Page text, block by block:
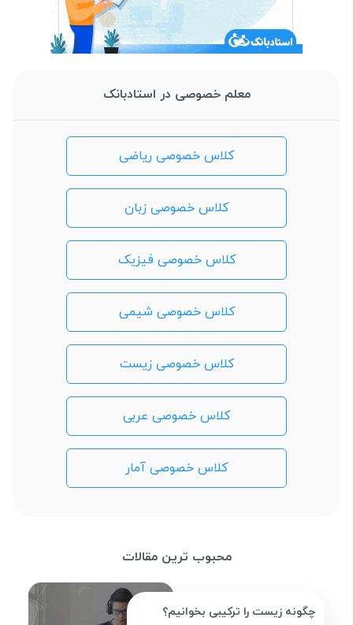
معلم خصوصی در استادبانک
کلاس خصوصی ریاضی
کلاس خصوصی زبان
کلاس خصوصی فیزیک
کلاس خصوصی شیمی
کلاس خصوصی زیست
کلاس خصوصی عربی
کلاس خصوصی آمار
محبوب ترین مقالات
چگونه زیست را ترکیبی بخوانیم؟